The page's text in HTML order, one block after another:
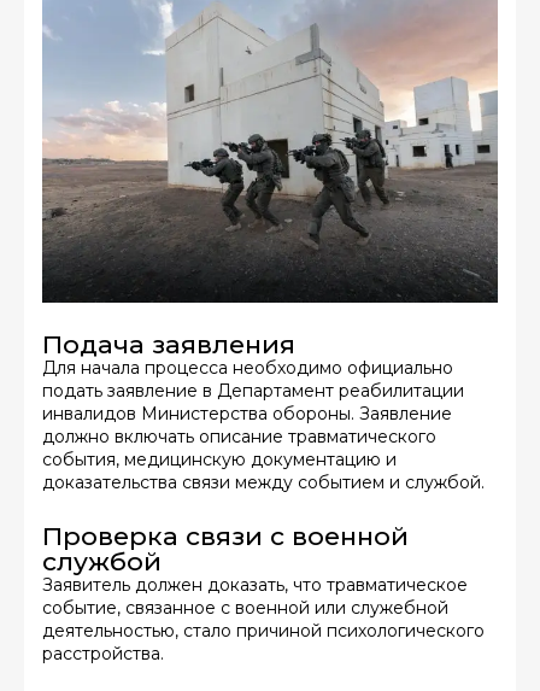
Подача заявления
Для начала процесса необходимо официально
подать заявление в Департамент реабилитации
инвалидов Министерства обороны. Заявление
должно включать описание травматического
события, медицинскую документацию и
доказательства связи между событием и службой.
Проверка связи с военной
службой
Заявитель должен доказать, что травматическое
событие, связанное с военной или служебной
деятельностью, стало причиной психологического
расстройства.